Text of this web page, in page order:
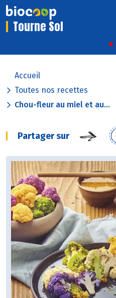
Tourne Sol
Accueil
Toutes nos recettes
Chou-fleur au miel et au...
Partager sur